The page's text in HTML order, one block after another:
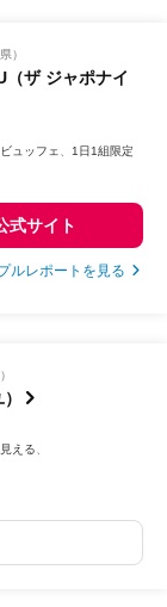
）
ザ ジャポナイ
ュッフェ 1日1組限定
式サイト
ルレポートを見る
える